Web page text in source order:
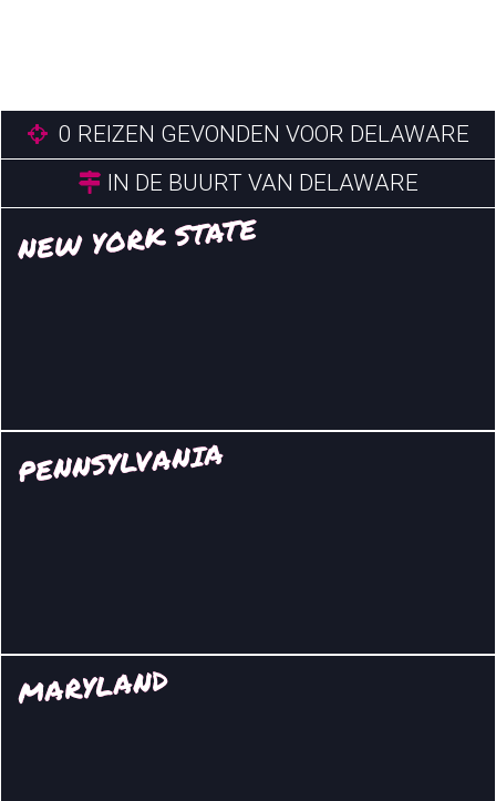
0 REIZEN GEVONDEN VOOR DELAWARE
IN DE BUURT VAN DELAWARE
NEW YORK STATE
PENNSYLVANIA
MARYLAND